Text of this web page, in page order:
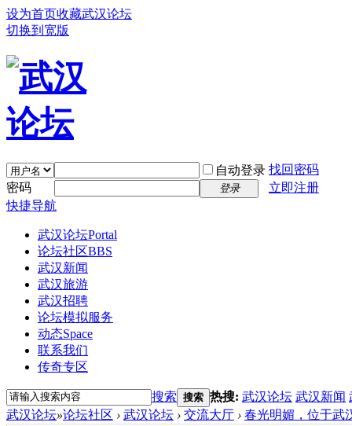
设为首页收藏武汉论坛
切换到宽版
自动登录 找回密码
密码
登录
立即注册
快捷导航
武汉论坛Portal
论坛社区BBS
武汉新闻
武汉旅游
武汉招聘
论坛模拟服务
动态Space
联系我们
传奇专区
搜索 搜索 热搜: 武汉论坛 武汉新闻
武汉论坛»论坛社区 › 武汉论坛 › 交流大厅 › 春光明媚，位于武